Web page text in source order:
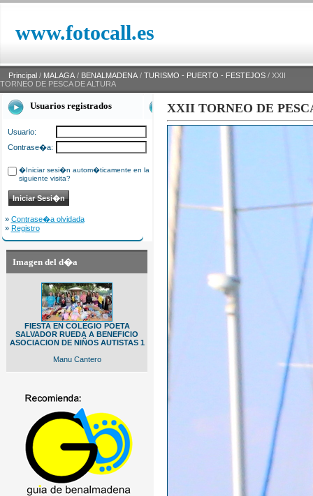
www.fotocall.es
Principal / MALAGA / BENALMADENA / TURISMO - PUERTO - FESTEJOS / XXII
TORNEO DE PESCA DE ALTURA
Usuarios registrados
Usuario:
Contrase�a:
�Iniciar sesi�n autom�ticamente en la
siguiente visita?
» Contrase�a olvidada
» Registro
Imagen del d�a
FIESTA EN COLEGIO POETA
SALVADOR RUEDA A BENEFICIO
ASOCIACION DE NIÑOS AUTISTAS 1
Manu Cantero
XXII TORNEO DE